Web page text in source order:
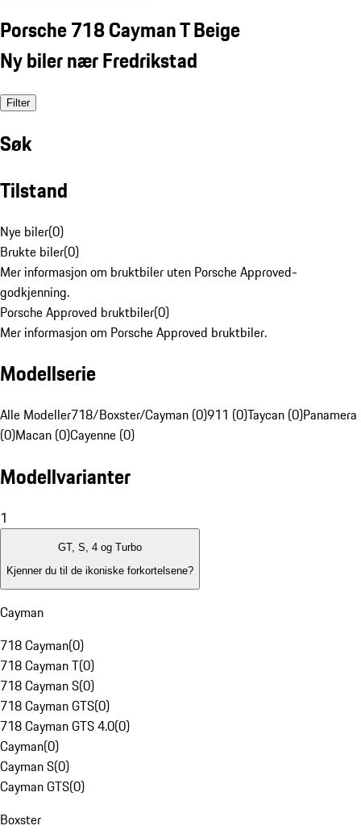
Porsche 718 Cayman T Beige
Ny biler nær Fredrikstad
Filter
Søk
Tilstand
Nye biler(0)
Brukte biler(0)
Mer informasjon om bruktbiler uten Porsche Approved-
godkjenning.
Porsche Approved bruktbiler(0)
Mer informasjon om Porsche Approved bruktbiler.
Modellserie
Alle Modeller718/Boxster/Cayman (0)911 (0)Taycan (0)Panamera
(0)Macan (0)Cayenne (0)
Modellvarianter
1
GT, S, 4 og Turbo
Kjenner du til de ikoniske forkortelsene?
Cayman
718 Cayman(0)
718 Cayman T(0)
718 Cayman S(0)
718 Cayman GTS(0)
718 Cayman GTS 4.0(0)
Cayman(0)
Cayman S(0)
Cayman GTS(0)
Boxster